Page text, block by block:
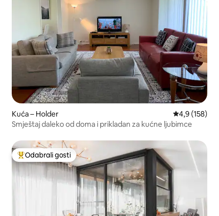
Kuća – Holder Prosječna
4,9 (158)
Smještaj daleko od doma i prikladan za kućne ljubimce
Među najviše rangiranima s oznakom „Odabrali gosti”
Odabrali gosti